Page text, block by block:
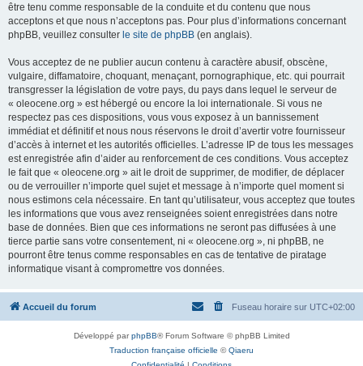
être tenu comme responsable de la conduite et du contenu que nous
acceptons et que nous n’acceptons pas. Pour plus d’informations concernant
phpBB, veuillez consulter le site de phpBB (en anglais).
Vous acceptez de ne publier aucun contenu à caractère abusif, obscène,
vulgaire, diffamatoire, choquant, menaçant, pornographique, etc. qui pourrait
transgresser la législation de votre pays, du pays dans lequel le serveur de
« oleocene.org » est hébergé ou encore la loi internationale. Si vous ne
respectez pas ces dispositions, vous vous exposez à un bannissement
immédiat et définitif et nous nous réservons le droit d’avertir votre fournisseur
d’accès à internet et les autorités officielles. L’adresse IP de tous les messages
est enregistrée afin d’aider au renforcement de ces conditions. Vous acceptez
le fait que « oleocene.org » ait le droit de supprimer, de modifier, de déplacer
ou de verrouiller n’importe quel sujet et message à n’importe quel moment si
nous estimons cela nécessaire. En tant qu’utilisateur, vous acceptez que toutes
les informations que vous avez renseignées soient enregistrées dans notre
base de données. Bien que ces informations ne seront pas diffusées à une
tierce partie sans votre consentement, ni « oleocene.org », ni phpBB, ne
pourront être tenus comme responsables en cas de tentative de piratage
informatique visant à compromettre vos données.
Accueil du forum Fuseau horaire sur UTC+02:00
Développé parphpBB® Forum Software © phpBB Limited
Traduction française officielle ©Qiaeru